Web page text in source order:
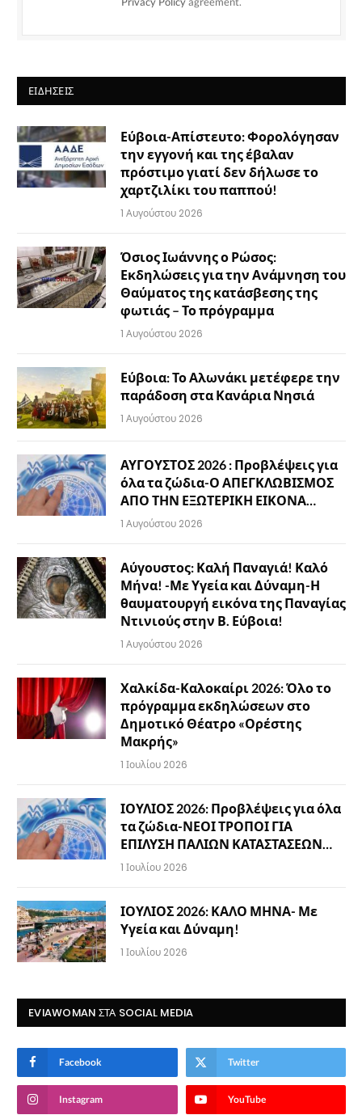
ΕΙΔΉΣΕΙΣ
Εύβοια-Απίστευτο: Φορολόγησαν
την εγγονή και της έβαλαν
πρόστιμο γιατί δεν δήλωσε το
χαρτζιλίκι του παππού!
1 Αυγούστου 2026
Όσιος Ιωάννης ο Ρώσος:
Εκδηλώσεις για την Ανάμνηση του
Θαύματος της κατάσβεσης της
φωτιάς – Το πρόγραμμα
1 Αυγούστου 2026
Εύβοια: Το Αλωνάκι μετέφερε την
παράδοση στα Κανάρια Νησιά
1 Αυγούστου 2026
ΑΥΓΟΥΣΤΟΣ 2026 : Προβλέψεις για
όλα τα ζώδια-Ο ΑΠΕΓΚΛΩΒΙΣΜΟΣ
ΑΠΟ ΤΗΝ ΕΞΩΤΕΡΙΚΗ ΕΙΚΟΝΑ…
1 Αυγούστου 2026
Αύγουστος: Καλή Παναγιά! Καλό
Μήνα! -Με Υγεία και Δύναμη-Η
θαυματουργή εικόνα της Παναγίας
Ντινιούς στην Β. Εύβοια!
1 Αυγούστου 2026
Χαλκίδα-Καλοκαίρι 2026: Όλο το
πρόγραμμα εκδηλώσεων στο
Δημοτικό Θέατρο «Ορέστης
Μακρής»
1 Ιουλίου 2026
ΙΟΥΛΙΟΣ 2026: Προβλέψεις για όλα
τα ζώδια-ΝΕΟΙ ΤΡΟΠΟΙ ΓΙΑ
ΕΠΙΛΥΣΗ ΠΑΛΙΩΝ ΚΑΤΑΣΤΑΣΕΩΝ…
1 Ιουλίου 2026
ΙΟΥΛΙΟΣ 2026: ΚΑΛΟ ΜΗΝΑ- Με
Υγεία και Δύναμη!
1 Ιουλίου 2026
EVIAWOMAN ΣΤΑ SOCIAL MEDIA
Facebook Twitter
Instagram YouTube